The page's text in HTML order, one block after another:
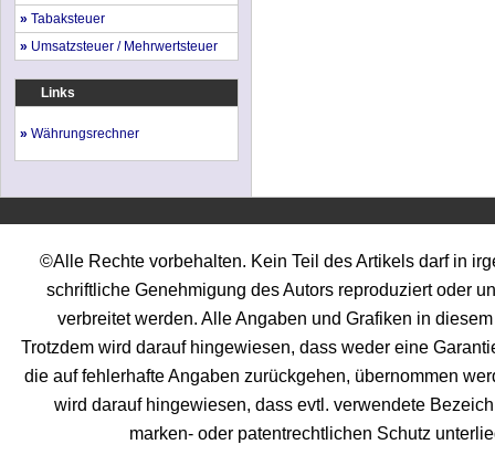
» Tabaksteuer
» Umsatzsteuer / Mehrwertsteuer
Links
» Währungsrechner
©Alle Rechte vorbehalten. Kein Teil des Artikels darf in
schriftliche Genehmigung des Autors reproduziert oder
verbreitet werden. Alle Angaben und Grafiken in
Trotzdem wird darauf hingewiesen, dass weder eine
die auf fehlerhafte Angaben zurückgehen, übernommen
wird darauf hingewiesen, dass evtl. verwendete
marken- oder patentrechtlichen Schutz